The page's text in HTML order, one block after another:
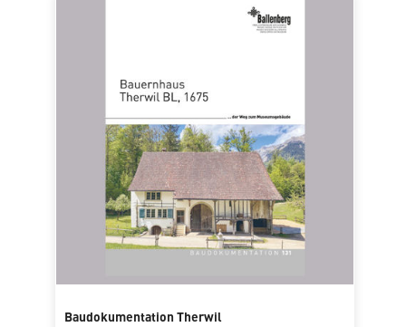
Baudokumentation Therwil